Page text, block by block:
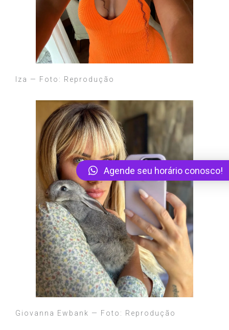
Iza — Foto: Reprodução
Giovanna Ewbank — Foto: Reprodução
Agende seu horário conosco!